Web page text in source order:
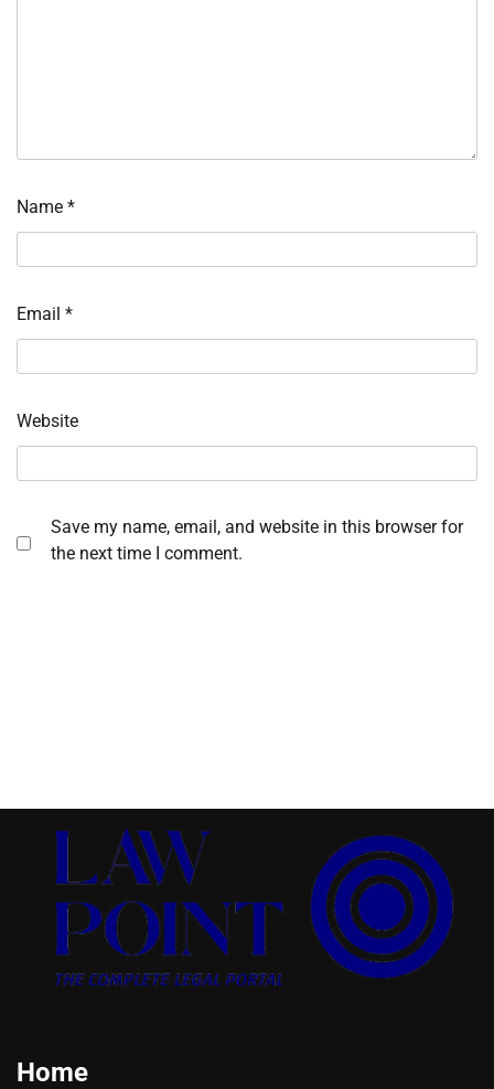
Name *
Email *
Website
Save my name, email, and website in this browser for
the next time I comment.
Home